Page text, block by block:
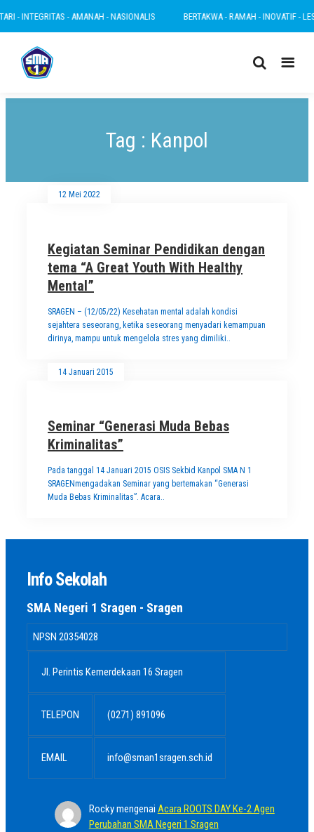
- INTEGRITAS - AMANAH - NASIONALIS BERTAKWA - RAMAH - INOVATIF -
Tag : Kanpol
12 Mei 2022
Kegiatan Seminar Pendidikan dengan
tema “A Great Youth With Healthy
Mental”
SRAGEN – (12/05/22) Kesehatan mental adalah kondisi
sejahtera seseorang, ketika seseorang menyadari kemampuan
dirinya, mampu untuk mengelola stres yang dimiliki..
14 Januari 2015
Seminar “Generasi Muda Bebas
Kriminalitas”
Pada tanggal 14 Januari 2015 OSIS Sekbid Kanpol SMA N 1
SRAGENmengadakan Seminar yang bertemakan “Generasi
Muda Bebas Kriminalitas”. Acara..
Info Sekolah
SMA Negeri 1 Sragen - Sragen
NPSN 20354028
Jl. Perintis Kemerdekaan 16 Sragen
TELEPON (0271) 891096
EMAIL info@sman1sragen.sch.id
Rockymengenai Acara ROOTS DAY Ke-2 Agen
Perubahan SMA Negeri 1 Sragen